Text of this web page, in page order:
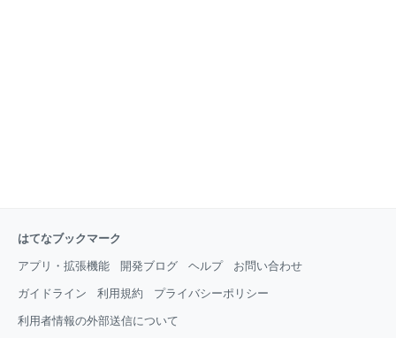
はてなブックマーク
アプリ・拡張機能 開発ブログ ヘルプ お問い合わせ
ガイドライン 利用規約 プライバシーポリシー
利用者情報の外部送信について